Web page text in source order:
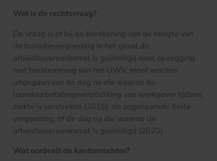
Wat is de rechtsvraag?
De vraag is of bij de berekening van de hoogte van
de transitievergoeding in het geval de
arbeidsovereenkomst is geëindigd door opzegging
met toestemming van het UWV, moet worden
uitgegaan van de dag na die waarop de
loondoorbetalingsverplichting van werkgever tijdens
ziekte is verstreken (2016), de zogenaamde Xella-
vergoeding, of de dag na die waarop de
arbeidsovereenkomst is geëindigd (2020).
Wat oordeelt de kantonrechter?